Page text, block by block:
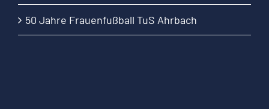
50 Jahre Frauenfußball TuS Ahrbach